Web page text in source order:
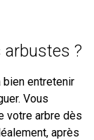
arbustes ?
bien entretenir
Vous
votre arbre dès
après